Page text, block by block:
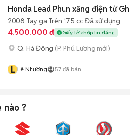
Honda Lead Phun xăng điện tử
2008 Tay ga Trên 175 cc Đã sử dụng
4.500.000 đ Giấy tờ khớp tin đăng
Q. Hà Đông (P. Phú Lương mới)
L Lê Nhường 57 đã bán
nào ?